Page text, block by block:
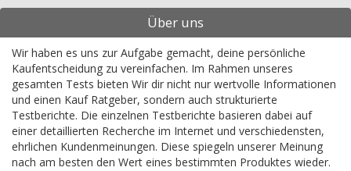
Über uns
Wir haben es uns zur Aufgabe gemacht, deine persönliche
Kaufentscheidung zu vereinfachen. Im Rahmen unseres
gesamten Tests bieten Wir dir nicht nur wertvolle Informationen
und einen Kauf Ratgeber, sondern auch strukturierte
Testberichte. Die einzelnen Testberichte basieren dabei auf
einer detaillierten Recherche im Internet und verschiedensten,
ehrlichen Kundenmeinungen. Diese spiegeln unserer Meinung
nach am besten den Wert eines bestimmten Produktes wieder.